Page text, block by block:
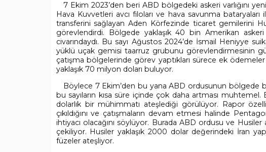
7 Ekim 2023’den beri ABD bölgedeki askeri varlığını
Hava Kuvvetleri avcı filoları ve hava savunma
transferini sağlayan Aden Körfezinde ticaret gemilerini
görevlendirdi. Bölgede yaklaşık 40 bin Amerikan
civarındaydı. Bu sayı Ağustos 2024’de İsmail Heniyye
yüklü uçak gemisi taarruz grubunu görevlendirmesinin
çatışma bölgelerinde görev yaptıkları sürece ek
yaklaşık 70 milyon doları buluyor.
Böylece 7 Ekim’den bu yana ABD ordusunun bölgede
bu sayıların kısa süre içinde çok daha artması
dolarlık bir mühimmatı ateşlediği görülüyor. Rapor
çıkıldığını ve çatışmaların devam etmesi halinde
ihtiyacı olacağını söylüyor. Burada ABD ordusu ve
çekiliyor. Husiler yaklaşık 2000 dolar değerindeki İran
füzeler ateşliyor.